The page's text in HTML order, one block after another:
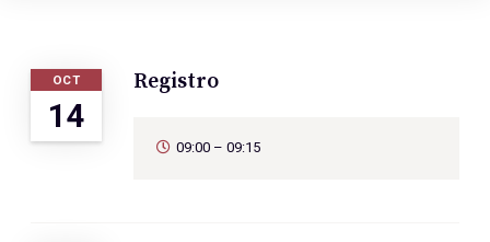
OCT
14
Registro
09:00 – 09:15